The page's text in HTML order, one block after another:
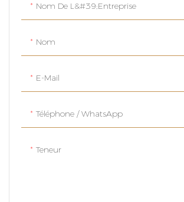
Nom De L&#39;entreprise
Nom
E-Mail
Téléphone / WhatsApp
Teneur